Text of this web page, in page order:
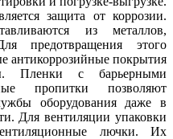
защита от коррозии.
из металлов,
предотвращения этого
антикоррозийные покрытия
Пленки с барьерными
пропитки позволяют
оборудования даже в
Для вентиляции упаковки
лючки. Их